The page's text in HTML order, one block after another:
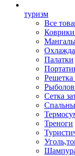
туризм
Все
Палатки
Сетка
Треноги